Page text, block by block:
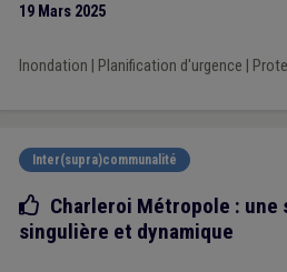
19 Mars 2025
Inondation Planification d'urgence
Inter(supra)communalité
Bonne pratique
Charleroi Métropole : une
singulière et dynamique